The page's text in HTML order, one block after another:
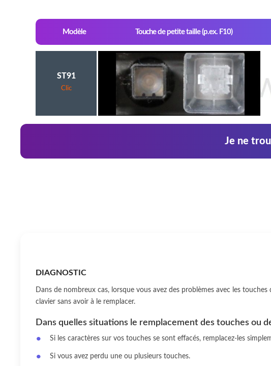
Modèle Touche de petite taille (p.ex. F10)
ST91
Clic
Je ne
DIAGNOSTIC
Dans de nombreux cas, lorsque vous avez des problèmes avec les
clavier sans avoir à le remplacer.
Dans quelles situations le remplacement des touches ou
Si les caractères sur vos touches se sont effacés, remplacez-les
Si vous avez perdu une ou plusieurs touches.